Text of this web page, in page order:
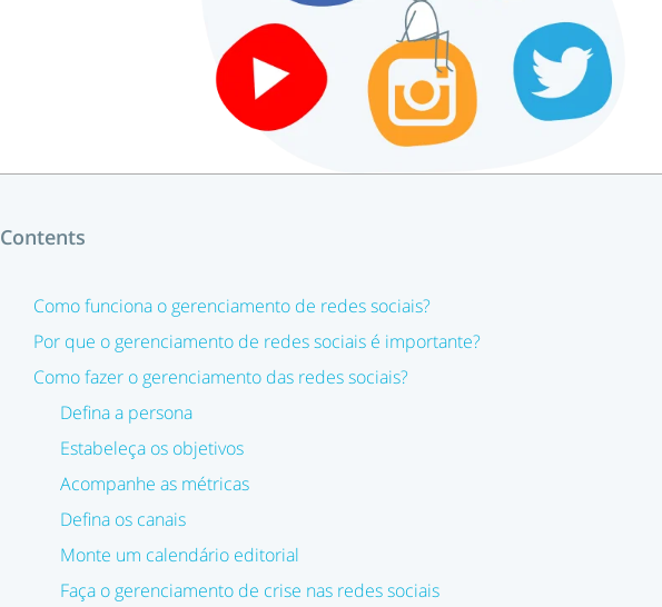
Contents
Como funciona o gerenciamento de redes sociais?
Por que o gerenciamento de redes sociais é importante?
Como fazer o gerenciamento das redes sociais?
Defina a persona
Estabeleça os objetivos
Acompanhe as métricas
Defina os canais
Monte um calendário editorial
Faça o gerenciamento de crise nas redes sociais